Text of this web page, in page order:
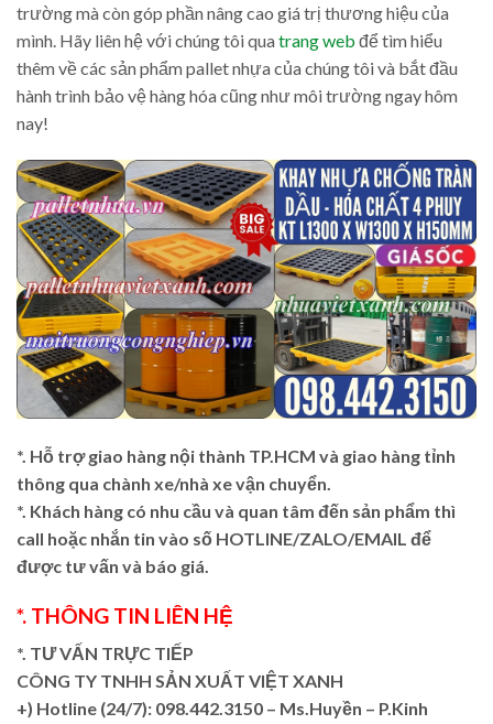
trường mà còn góp phần nâng cao giá trị thương hiệu của
mình. Hãy liên hệ với chúng tôi quatrang web để tìm hiểu
thêm về các sản phẩm pallet nhựa của chúng tôi và bắt đầu
hành trình bảo vệ hàng hóa cũng như môi trường ngay hôm
nay!
*. Hỗ trợ giao hàng nội thành TP.HCM và giao hàng tỉnh
thông qua chành xe/nhà xe vận chuyển.
*. Khách hàng có nhu cầu và quan tâm đến sản phẩm thì
call hoặc nhắn tin vào số HOTLINE/ZALO/EMAIL để
được tư vấn và báo giá.
*. THÔNG TIN LIÊN HỆ
*. TƯ VẤN TRỰC TIẾP
CÔNG TY TNHH SẢN XUẤT VIỆT XANH
+) Hotline (24/7): 098.442.3150 – Ms.Huyền – P.Kinh